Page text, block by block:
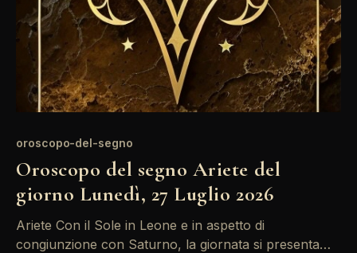
oroscopo-del-segno
Oroscopo del segno Ariete del
giorno Lunedì, 27 Luglio 2026
Ariete Con il Sole in Leone e in aspetto di
congiunzione con Saturno, la giornata si presenta